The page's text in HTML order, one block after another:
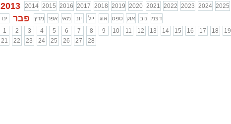
2013 2014 2015 2016 2017 2018 2019 2020 2021 2022 2023 2024 2025
ינו
פבר מרץ אפר מאי יונ יול אוג ספט אוק נוב
דצמ
1
2 3 4 5 6 7 8 9 10 11 12 13 14 15 16 17 18 19
21
22 23 24 25 26 27 28